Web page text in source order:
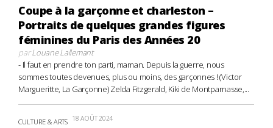
Coupe à la garçonne et charleston –
Portraits de quelques grandes figures
féminines du Paris des Années 20
parLouane Lallemant
- Il faut en prendre ton parti, maman. Depuis la guerre, nous
sommes toutes devenues, plus ou moins, des garçonnes ! (Victor
Margueritte, La Garçonne) Zelda Fitzgerald, Kiki de Montparnasse,...
CULTURE & ARTS 18 AOÛT 2024